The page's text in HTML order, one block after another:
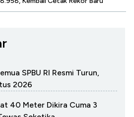
SPBU RI Resmi Turun,
2026
40 Meter Dikira Cuma 3